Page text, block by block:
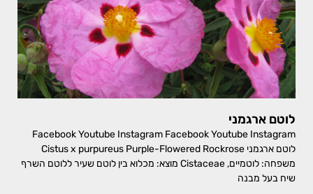
לוטם ארגמני
Facebook Youtube Instagram Facebook Youtube Instagram
לוטם ארגמני Cistus x purpureus Purple-Flowered Rockrose
משפחה: לוטמיים, Cistaceae מוצא: מכלוא בין לוטם שעיר ללוטם השרף
שיח בעל מבנה